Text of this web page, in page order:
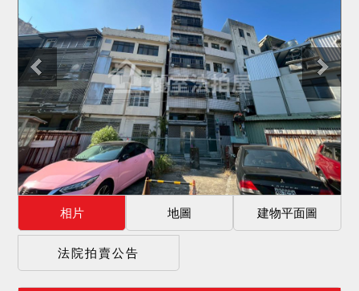
相片 地圖 建物平面圖
法院拍賣公告